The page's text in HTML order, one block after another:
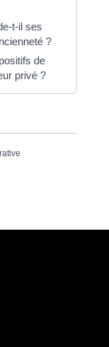
t-il ses
?
de
privé ?